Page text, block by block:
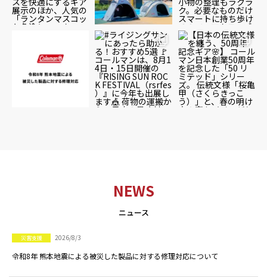
NEWS
ニュース
災害支援 2026/8/3
令和8年 熊本地震による被災した製品に対する修理対応について